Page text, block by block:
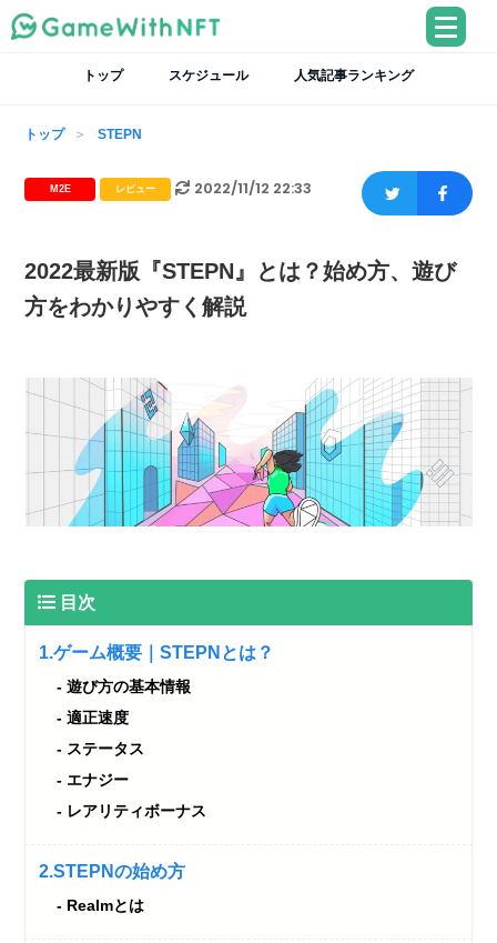
トップ スケジュール 人気記事ランキング
トップ STEPN
M2E レビュー 2022/11/12 22:33
2022最新版『STEPN』とは？始め方、遊び
方をわかりやすく解説
目次
1.ゲーム概要｜STEPNとは？
遊び方の基本情報
適正速度
ステータス
エナジー
レアリティボーナス
2.STEPNの始め方
Realmとは